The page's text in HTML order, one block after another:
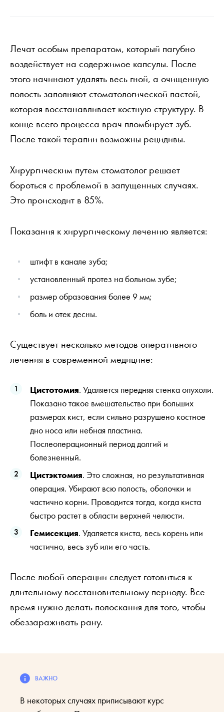
Лечат особым препаратом, который пагубно
воздействует на содержимое капсулы. После
этого начинают удалять весь гной, а очищенную
полость заполняют стоматологической пастой,
которая восстанавливает костную структуру. В
конце всего процесса врач пломбирует зуб.
После такой терапии возможны рецидивы.
Хирургическим путем стоматолог решает
бороться с проблемой в запущенных случаях.
Это происходит в 85%.
Показания к хирургическому лечению является:
штифт в канале зуба;
установленный протез на больном зубе;
размер образования более 9 мм;
боль и отек десны.
Существует несколько методов оперативного
лечения в современной медицине:
Цистотомия. Удаляется передняя стенка опухоли.
Показано такое вмешательство при больших
размерах кист, если сильно разрушено костное
дно носа или небная пластина.
Послеоперационный период долгий и
болезненный.
Цистэктомия. Это сложная, но результативная
операция. Убирают всю полость, оболочки и
частично корни. Проводится тогда, когда киста
быстро растет в области верхней челюсти.
Гемисекция. Удаляется киста, весь корень или
частично, весь зуб или его часть.
После любой операции следует готовиться к
длительному восстановительному периоду. Все
время нужно делать полоскания для того, чтобы
обеззараживать рану.
В некоторых случаях приписывают курс